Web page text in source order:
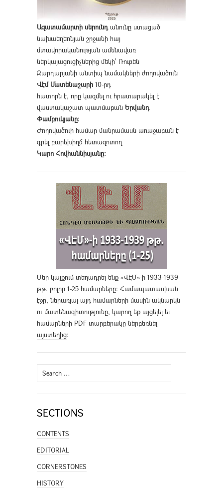
Ազատամարտի սերունդանունը ստացած
նախաեղեռնյան շրջանի հայ
մտավորականության ամենավառ
ներկայացուցիչներից մեկի՝ Ռուբեն
Զարդարյանի անտիպ նամակների ժողովածուն
Վէմ Մատենաշարի 10-րդ
հատորն է, որը կազմել ու հրատարակել է
վաստակաշատ պատմաբան Երվանդ
Փամբուկյանը։
Ժողովածուի համար մանրամասն առաջաբան է
գրել բարեխիղճ հետազոտող
Կարո Հովհաննիսյանը։
Մեր կայքում տեղադրել ենք «ՎԷՄ»-ի 1933-1939
թթ. բոլոր 1-25 համարները։ Համապատասխան
էջը, ներառյալ այդ համարների մասին ակնարկն
ու մատենագիտությունը, կարող եք այցելել եւ
համարների PDF տարբերակը ներբեռնել
այստեղից։
Search
for:
SECTIONS
CONTENTS
EDITORIAL
CORNERSTONES
HISTORY